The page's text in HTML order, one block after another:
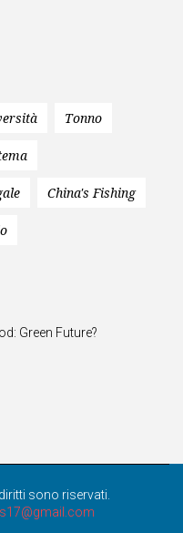
Tonno
China's Fishing
Green Future?
sono riservati.